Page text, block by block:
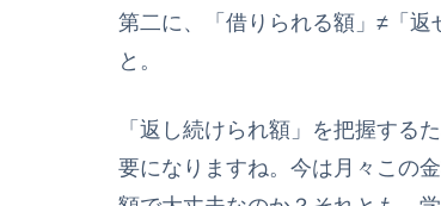
第二に、「借りられる額」≠「
と。
「返し続けられ額」を把握する
要になりますね。今は月々この